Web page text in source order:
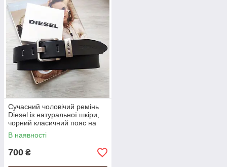
Сучасний чоловічий ремінь
Diesel із натуральної шкіри,
чорний класичний пояс на
кожен день, брендові ремені
Дизель
В наявності
700 ₴